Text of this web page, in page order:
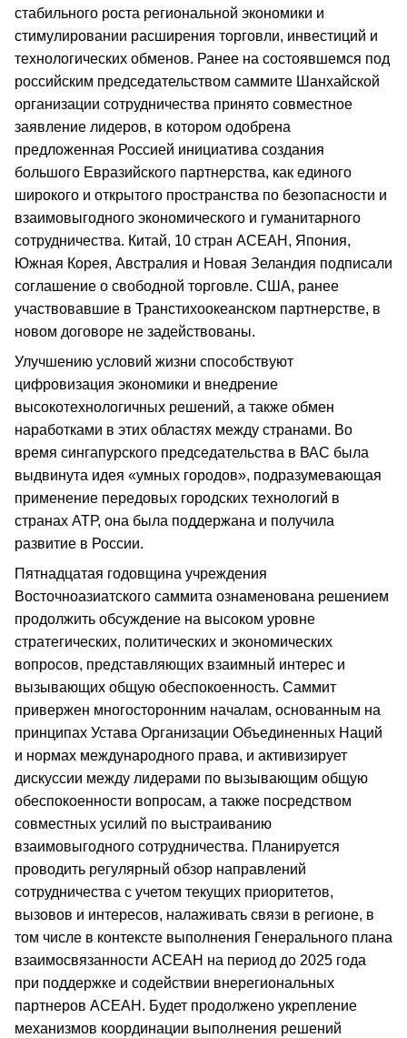
стабильного роста региональной экономики и
стимулировании расширения торговли, инвестиций и
технологических обменов. Ранее на состоявшемся под
российским председательством саммите Шанхайской
организации сотрудничества принято совместное
заявление лидеров, в котором одобрена
предложенная Россией инициатива создания
большого Евразийского партнерства, как единого
широкого и открытого пространства по безопасности и
взаимовыгодного экономического и гуманитарного
сотрудничества. Китай, 10 стран АСЕАН, Япония,
Южная Корея, Австралия и Новая Зеландия подписали
соглашение о свободной торговле. США, ранее
участвовавшие в Транстихоокеанском партнерстве, в
новом договоре не задействованы.
Улучшению условий жизни способствуют
цифровизация экономики и внедрение
высокотехнологичных решений, а также обмен
наработками в этих областях между странами. Во
время сингапурского председательства в ВАС была
выдвинута идея «умных городов», подразумевающая
применение передовых городских технологий в
странах АТР, она была поддержана и получила
развитие в России.
Пятнадцатая годовщина учреждения
Восточноазиатского саммита ознаменована решением
продолжить обсуждение на высоком уровне
стратегических, политических и экономических
вопросов, представляющих взаимный интерес и
вызывающих общую обеспокоенность. Саммит
привержен многосторонним началам, основанным на
принципах Устава Организации Объединенных Наций
и нормах международного права, и активизирует
дискуссии между лидерами по вызывающим общую
обеспокоенности вопросам, а также посредством
совместных усилий по выстраиванию
взаимовыгодного сотрудничества. Планируется
проводить регулярный обзор направлений
сотрудничества с учетом текущих приоритетов,
вызовов и интересов, налаживать связи в регионе, в
том числе в контексте выполнения Генерального плана
взаимосвязанности АСЕАН на период до 2025 года
при поддержке и содействии внерегиональных
партнеров АСЕАН. Будет продолжено укрепление
механизмов координации выполнения решений